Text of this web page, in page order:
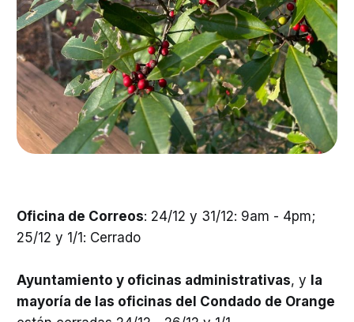
Oficina de Correos: 24/12 y 31/12: 9am - 4pm;
25/12 y 1/1: Cerrado
Ayuntamiento y oficinas administrativas, y la
mayoría de las oficinas del Condado de Orange